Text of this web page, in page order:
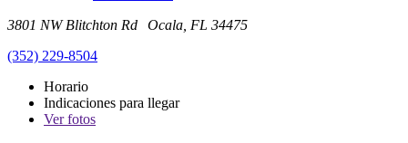
3801 NW Blitchton Rd Ocala, FL 34475
(352) 229-8504
Horario
Indicaciones para llegar
Verfotos